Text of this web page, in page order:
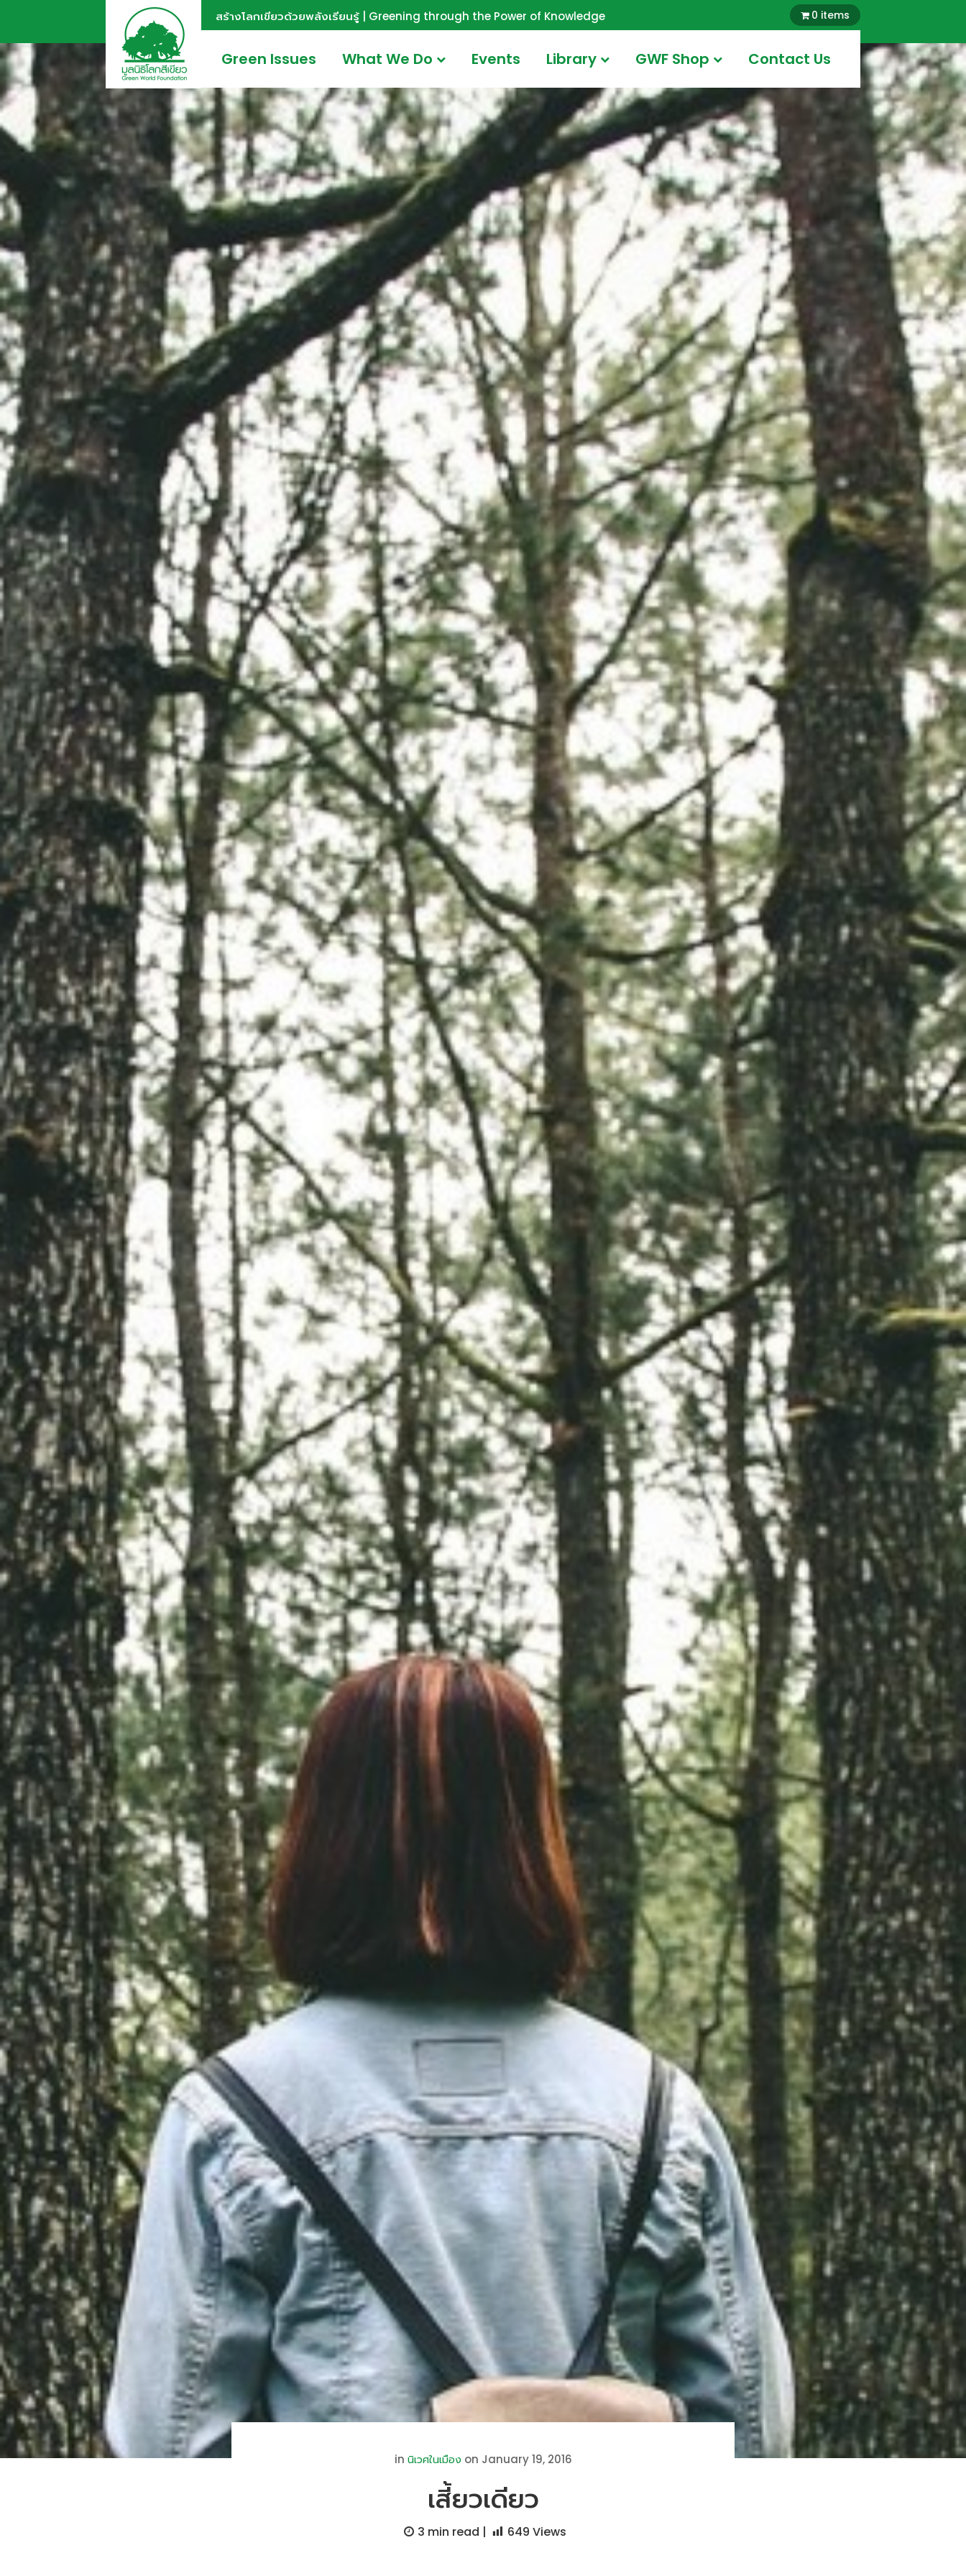
สร้างโลกเขียวด้วยพลังเรียนรู้ | Greening through the Power of Knowledge 0 items
Green Issues What We Do Events Library GWF Shop Contact Us
in นิเวศในเมือง on January 19, 2016
เสี้ยวเดียว
3 min read | 649 Views